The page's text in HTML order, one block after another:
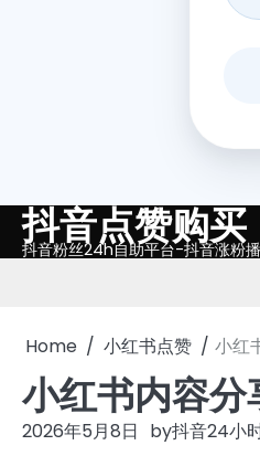
Skip抖音点赞购买
抖音粉丝24h自助平台-抖音涨粉
Home 小红书点赞 小红
小红书内容分
2026年5月8日 by抖音24小